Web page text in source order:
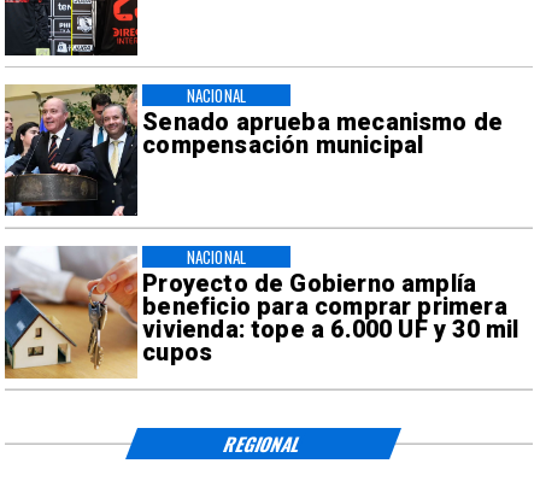
Senado aprueba mecanismo de
compensación municipal
NACIONAL
Proyecto de Gobierno amplía
beneficio para comprar primera
vivienda: tope a 6.000 UF y 30 mil
cupos
NACIONAL
REGIONAL